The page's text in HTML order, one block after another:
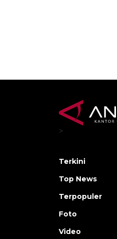
>
Terkini
Top News
Terpopuler
Foto
Video